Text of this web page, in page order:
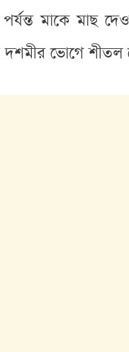
মাকে মাছ
ভোগে শীতল